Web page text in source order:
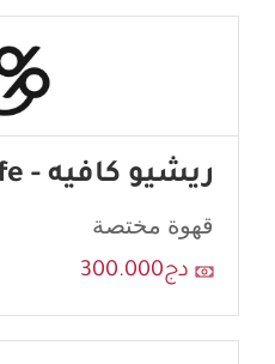
ريشيو كافيه - Ratio Cafe
قهوة مختصة
دج300.000